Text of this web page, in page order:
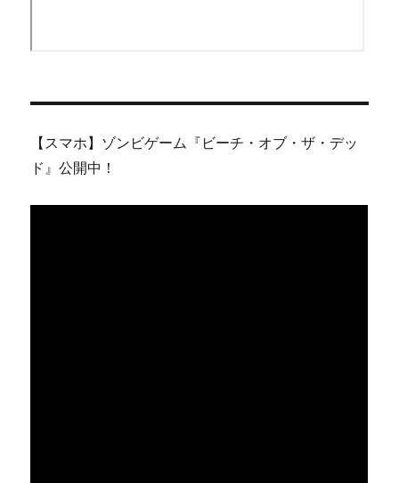
【スマホ】ゾンビゲーム『ビーチ・オブ・ザ・デッ
ド』公開中！